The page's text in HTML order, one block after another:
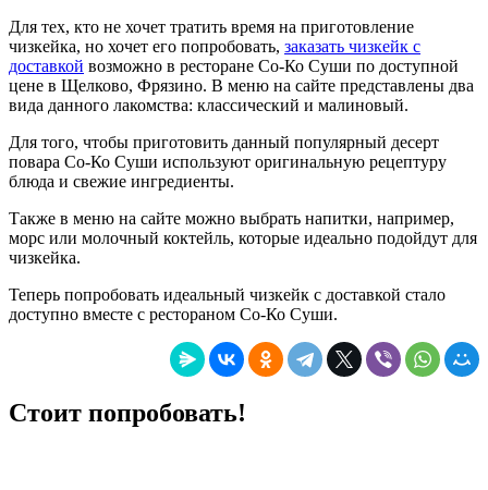
Для тех, кто не хочет тратить время на приготовление
чизкейка, но хочет его попробовать, заказать чизкейк с
доставкой возможно в ресторане Со-Ко Суши по доступной
цене в Щелково, Фрязино. В меню на сайте представлены два
вида данного лакомства: классический и малиновый.
Для того, чтобы приготовить данный популярный десерт
повара Со-Ко Суши используют оригинальную рецептуру
блюда и свежие ингредиенты.
Также в меню на сайте можно выбрать напитки, например,
морс или молочный коктейль, которые идеально подойдут для
чизкейка.
Теперь попробовать идеальный чизкейк с доставкой стало
доступно вместе с рестораном Со-Ко Суши.
Стоит попробовать!